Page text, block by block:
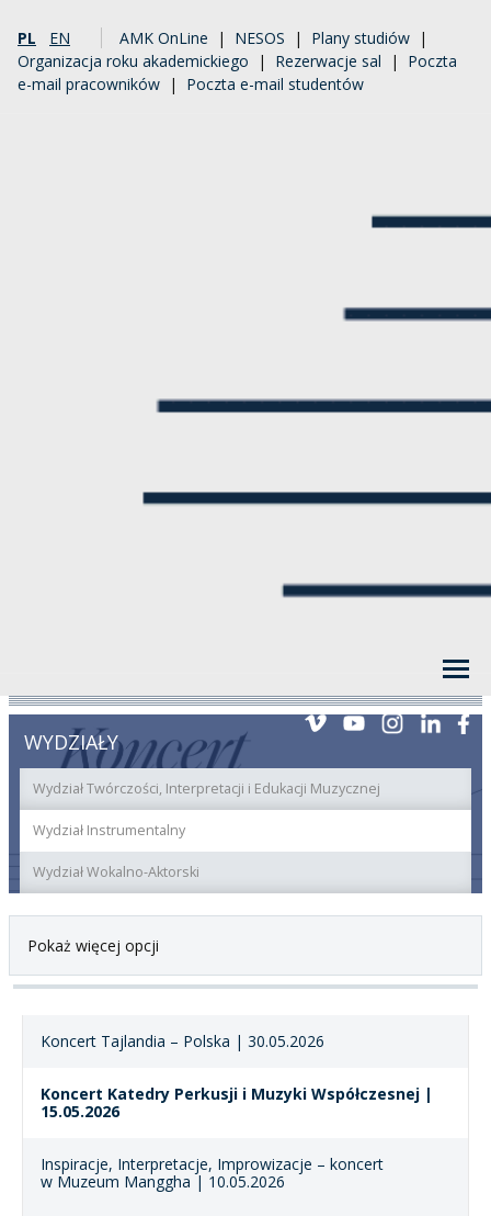
PL EN AMK OnLine | NESOS | Plany studiów |
Organizacja roku akademickiego | Rezerwacje sal | Poczta
e-mail pracowników | Poczta e-mail studentów
WYDZIAŁY
Wydział Twórczości, Interpretacji i Edukacji Muzycznej
Wydział Instrumentalny
Wydział Wokalno-Aktorski
Pokaż więcej opcji
Koncert Tajlandia – Polska | 30.05.2026
Koncert Katedry Perkusji i Muzyki Współczesnej |
15.05.2026
Inspiracje, Interpretacje, Improwizacje – koncert
w Muzeum Manggha | 10.05.2026